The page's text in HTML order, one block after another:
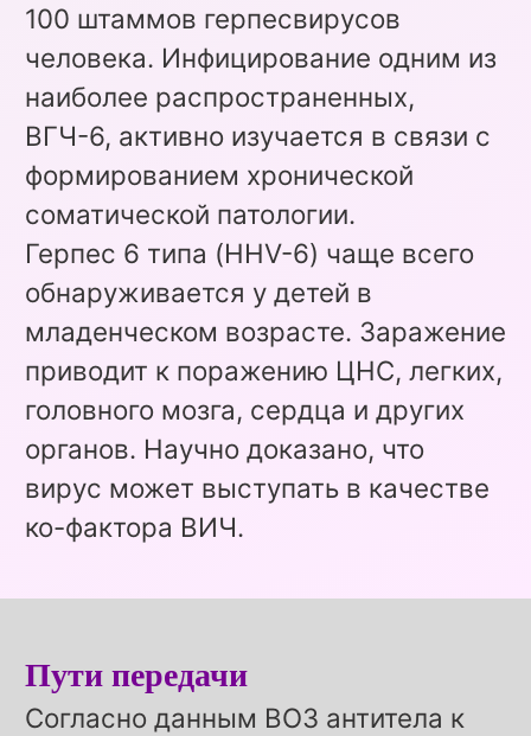
100 штаммов герпесвирусов
человека. Инфицирование одним из
наиболее распространенных,
ВГЧ-6, активно изучается в связи с
формированием хронической
соматической патологии.
Герпес 6 типа (HHV-6) чаще всего
обнаруживается у детей в
младенческом возрасте. Заражение
приводит к поражению ЦНС, легких,
головного мозга, сердца и других
органов. Научно доказано, что
вирус может выступать в качестве
ко-фактора ВИЧ.
Пути передачи
Согласно данным ВОЗ антитела к